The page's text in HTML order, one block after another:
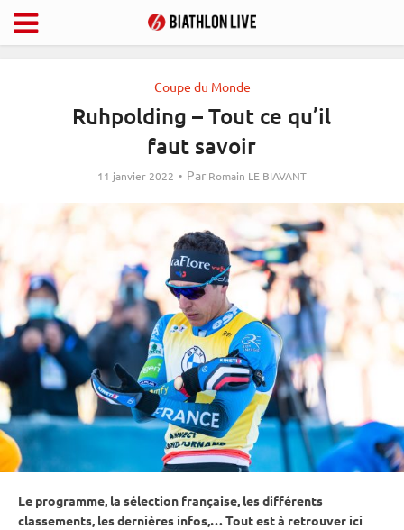
Coupe du Monde
Ruhpolding – Tout ce qu’il
faut savoir
11 janvier 2022 Par Romain LE BIAVANT
Le programme, la sélection française, les différents
classements, les dernières infos,… Tout est à retrouver ici